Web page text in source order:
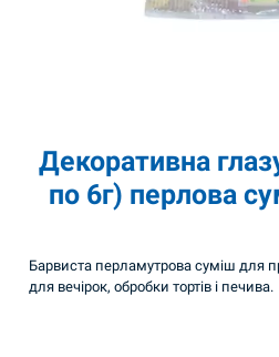
Декоративна
по 6г) перлова
Барвиста перламутрова суміш для
для вечірок, обробки тортів і печива.